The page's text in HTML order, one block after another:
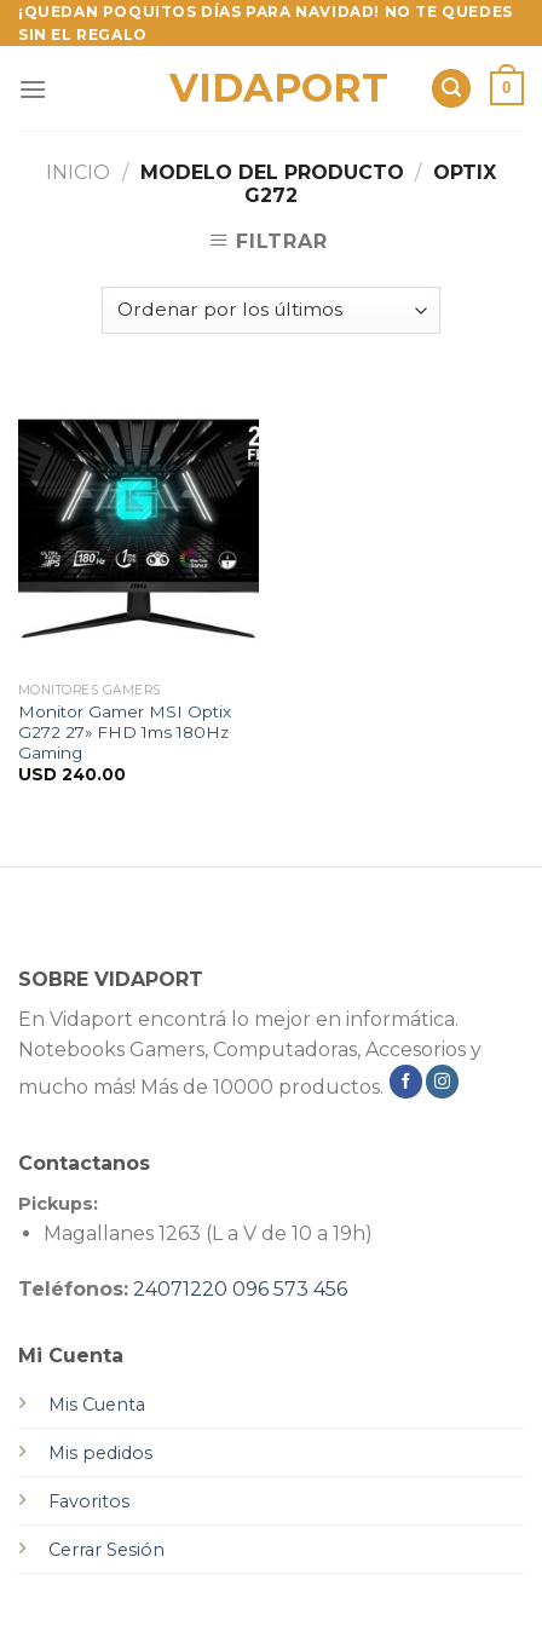
Skip
to
¡QUEDAN POQUITOS DÍAS PARA NAVIDAD! NO TE QUEDES
SIN EL REGALO
VIDAPORT 0
INICIO / MODELO DEL PRODUCTO / OPTIX
G272
FILTRAR
MONITORES GAMERS
Monitor Gamer MSI Optix
G272 27» FHD 1ms 180Hz
Gaming
USD 240.00
SOBRE VIDAPORT
En Vidaport encontrá lo mejor en informática.
Notebooks Gamers, Computadoras, Accesorios y
mucho más! Más de 10000 productos.
Mi Cuenta
Mis Cuenta
Mis pedidos
Favoritos
Cerrar Sesión
Contactanos
Pickups:
Magallanes 1263 (L a V de 10 a 19h)
Teléfonos: 24071220 096 573 456